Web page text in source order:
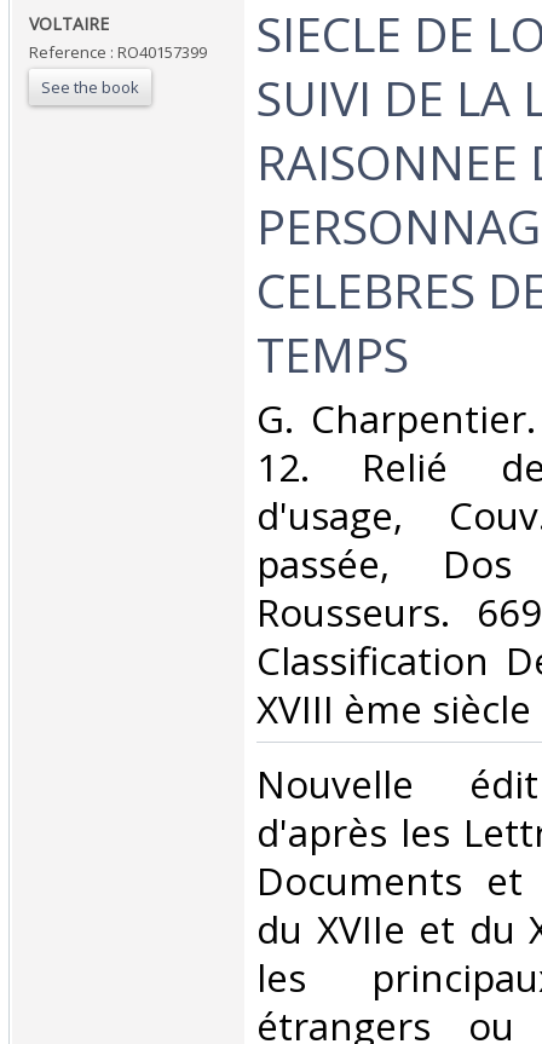
‎VOLTAIRE‎
Reference : RO40157399
See the book
‎SIECLE DE
SUIVI DE LA
RAISONNEE
CELEBRES
TEMPS‎
‎G.
12. Relié
d'usage,
passée,
Rousseurs.
Classification
XVIII ème siècle‎
‎Nouvelle
d'après les
Documents
du XVIIe et du
les
étrangers ou